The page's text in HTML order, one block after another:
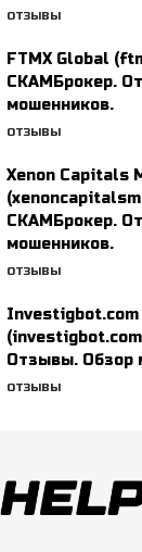
ОТЗЫВЫ
FTMX Global
СКАМБрокер.
мошенников.
ОТЗЫВЫ
Xenon Capitals
СКАМБрокер.
мошенников.
ОТЗЫВЫ
Investigbot.com
Отзывы. Обзор
ОТЗЫВЫ